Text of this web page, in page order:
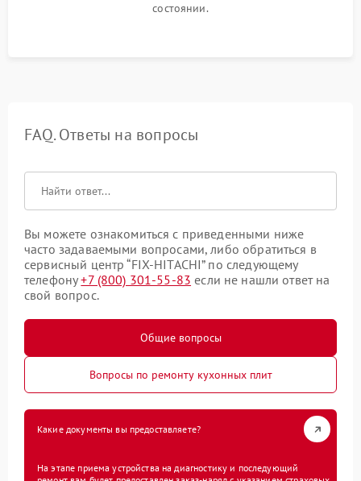
состоянии.
FAQ. Ответы на вопросы
Вы можете ознакомиться с приведенными ниже
часто задаваемыми вопросами, либо обратиться в
сервисный центр “FIX-HITACHI” по следующему
телефону+7 (800) 301-55-83 если не нашли ответ на
свой вопрос.
Общие вопросы
Вопросы по ремонту кухонных плит
Какие документы вы предоставляете?
На этапе приема устройства на диагностику и последующий